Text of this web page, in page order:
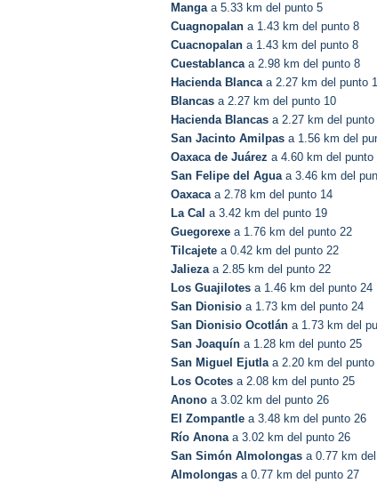
Mangaa 5.33 km del punto 5
Cuagnopalan a 1.43 km del punto 8
Cuacnopalan a 1.43 km del punto 8
Cuestablancaa 2.98 km del punto 8
Hacienda Blancaa 2.27 km del punto
Blancas a 2.27 km del punto 10
Hacienda Blancas a 2.27 km del punto
San Jacinto Amilpas a 1.56 km del
Oaxaca de Juárez a 4.60 km del punto
San Felipe del Aguaa 3.46 km del
Oaxacaa 2.78 km del punto 14
La Cal a 3.42 km del punto 19
Guegorexe a 1.76 km del punto 22
Tilcajete a 0.42 km del punto 22
Jaliezaa 2.85 km del punto 22
Los Guajilotes a 1.46 km del punto 24
San Dionisio a 1.73 km del punto 24
San Dionisio Ocotlán a 1.73 km del
San Joaquín a 1.28 km del punto 25
San Miguel Ejutlaa 2.20 km del punto
Los Ocotes a 2.08 km del punto 25
Anono a 3.02 km del punto 26
El Zompantle a 3.48 km del punto 26
Río Anonaa 3.02 km del punto 26
San Simón Almolongas a 0.77 km
Almolongas a 0.77 km del punto 27